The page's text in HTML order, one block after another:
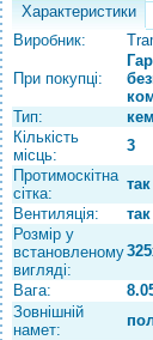
Характеристики
Виробник:
При покупці:
Тип:
Кількість
місць:
3
Протимоскітна
сітка:
так
Вентиляція:
так
Розмір у
встановленому
вигляді:
Вага:
Зовнішній
намет: